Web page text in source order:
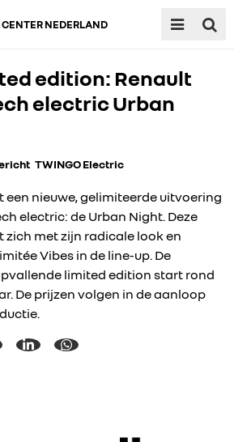
NEDERLAND
edition: Renault
electric Urban
TWINGO Electric
een nieuwe, gelimiteerde uitvoering
electric: de Urban Night. Deze
zich met zijn radicale look en
Vibes in de line-up. De
limited edition start rond
De prijzen volgen in de aanloop